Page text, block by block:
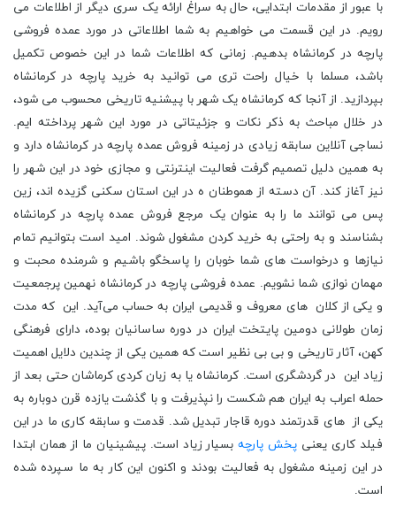
با عبور از مقدمات ابتدایی، حال به سراغ ارائه یک سری دیگر از اطلاعات می
رویم. در این قسمت می خواهیم به شما اطلاعاتی در مورد عمده فروشی
پارچه در کرمانشاه بدهیم. زمانی که اطلاعات شما در این خصوص تکمیل
باشد، مسلما با خیال راحت تری می توانید به خرید پارچه در کرمانشاه
بپردازید. از آنجا که کرمانشاه یک شهر با پیشنیه تاریخی محسوب می شود،
در خلال مباحث به ذکر نکات و جزئیتاتی در مورد این شهر پرداخته ایم.
نساجی آنلاین سابقه زیادی در زمینه فروش عمده پارچه در کرمانشاه دارد و
به همین دلیل تصمیم گرفت فعالیت اینترنتی و مجازی خود در این شهر را
نیز آغاز کند. آن دسته از هموطنان ه در این استان سکنی گزیده اند، زین
پس می توانند ما را به عنوان یک مرجع فروش عمده پارچه در کرمانشاه
بشناسند و به راحتی به خرید کردن مشغول شوند. امید است بتوانیم تمام
نیازها و درخواست های شما خوبان را پاسخگو باشیم و شرمنده محبت و
مهمان نوازی شما نشویم. عمده فروشی پارچه در کرمانشاه نهمین پرجمعیت
و یکی از کلان های معروف و قدیمی ایران به حساب می‌آید. این که مدت
زمان طولانی دومین پایتخت ایران در دوره ساسانیان بوده، دارای فرهنگی
کهن، آثار تاریخی و بی بی نظیر است که همین یکی از چندین دلایل اهمیت
زیاد این در گردشگری است. کرمانشاه یا به زبان کردی کرماشان حتی بعد از
حمله اعراب به ایران هم شکست را نپذیرفت و با گذشت یازده قرن دوباره به
یکی از های قدرتمند دوره قاجار تبدیل شد. قدمت و سابقه کاری ما در این
فیلد کاری یعنی پخش پارچهبسیار زیاد است. پیشینیان ما از همان ابتدا
در این زمینه مشغول به فعالیت بودند و اکنون این کار به ما سپرده شده
است.